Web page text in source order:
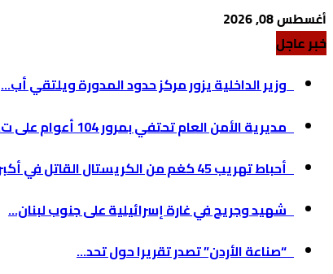
أغسطس 08, 2026
خبر عاجل
وزير الداخلية يزور مركز حدود المدورة ويلتقي أب...
مديرية الأمن العام تحتفي بمرور 104 أعوام على ت...
أحباط تهريب 45 كغم من الكريستال القاتل في أكبر...
شهيد وجريح في غارة إسرائيلية على جنوب لبنان...
“صناعة الأردن” تصدر تقريرا حول تحد...